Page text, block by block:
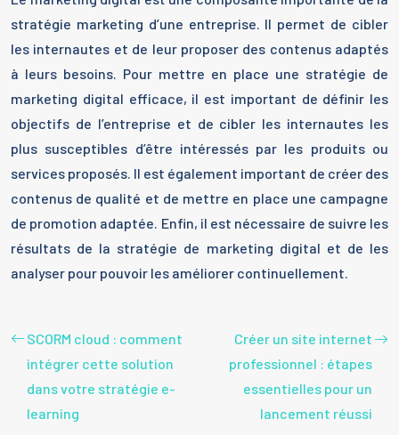
stratégie marketing d’une entreprise. Il permet de cibler
les internautes et de leur proposer des contenus adaptés
à leurs besoins. Pour mettre en place une stratégie de
marketing digital efficace, il est important de définir les
objectifs de l’entreprise et de cibler les internautes les
plus susceptibles d’être intéressés par les produits ou
services proposés. Il est également important de créer des
contenus de qualité et de mettre en place une campagne
de promotion adaptée. Enfin, il est nécessaire de suivre les
résultats de la stratégie de marketing digital et de les
analyser pour pouvoir les améliorer continuellement.
SCORM cloud : comment
intégrer cette solution
dans votre stratégie e-
learning
Créer un site internet
professionnel : étapes
essentielles pour un
lancement réussi